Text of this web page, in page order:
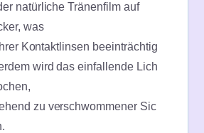
natürliche Tränenfilm auf
was
Kontaktlinsen beeinträchtig
wird das einfallende Lich
zu verschwommener Sic